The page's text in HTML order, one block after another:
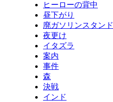
ヒーローの背中
昼下がり
廃ガソリンスタンド
夜更け
イタズラ
案内
事件
森
決戦
インド